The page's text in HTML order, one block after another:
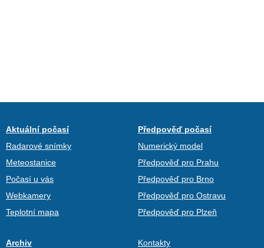
Aktuální počasí
Radarové snímky
Meteostanice
Počasí u vás
Webkamery
Teplotní mapa
Předpověď počasí
Numerický model
Předpověď pro Prahu
Předpověď pro Brno
Předpověď pro Ostravu
Předpověď pro Plzeň
Archiv
Kontakty